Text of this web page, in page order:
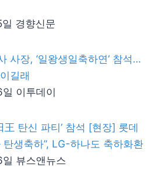
경향신문
사장, ‘일왕생일축하연’ 참석…
길래
이투데이
王 탄신 파티’ 참석 [현장] 롯데
탄생축하”, LG-하나도 축하화환
뷰스앤뉴스